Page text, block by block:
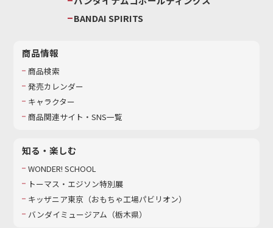
BANDAI SPIRITS
商品情報
商品検索
発売カレンダー
キャラクター
商品関連サイト・SNS一覧
知る・楽しむ
WONDER! SCHOOL
トーマス・エジソン特別展
キッザニア東京（おもちゃ工場パビリオン）​
バンダイミュージアム（栃木県）